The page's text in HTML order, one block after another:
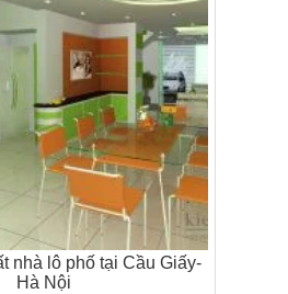
nhà lô phố tại Cầu Giấy-
Hà Nội